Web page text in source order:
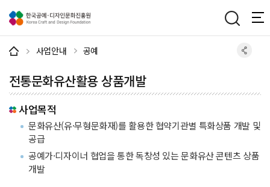
사업안내 공예
전통문화유산활용 상품개발
사업목적
문화유산(유·무형문화재)를 활용한 협약기관별 특화상품 개발 및
공급
공예가·디자이너 협업을 통한 독창성 있는 문화유산 콘텐츠 상품
개발